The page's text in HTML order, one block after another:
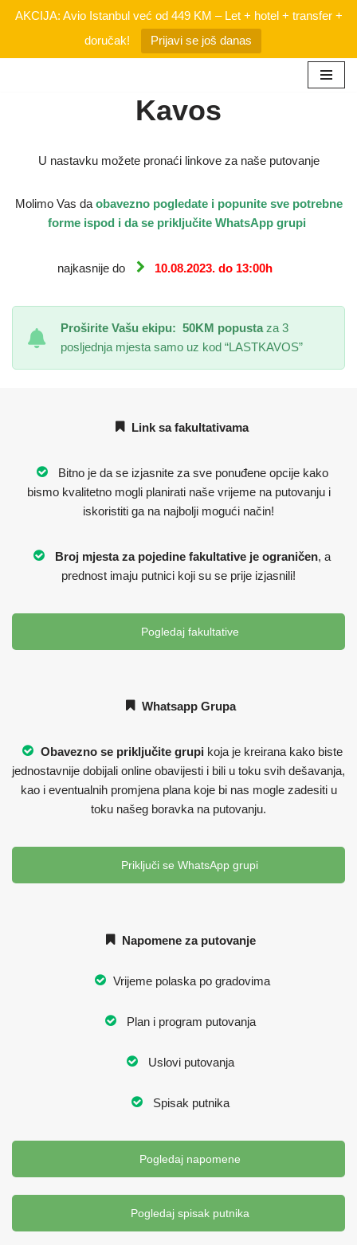
AKCIJA: Avio Istanbul već od 449 KM – Let + hotel + transfer +
doručak!
Prijavi se još danas
Kavos
U nastavku možete pronaći linkove za naše putovanje
Molimo Vas da obavezno pogledate i popunite sve potrebne
forme ispod i da se priključite WhatsApp grupi
najkasnije do 10.08.2023. do 13:00h
Proširite Vašu ekipu: 50KM popustaza 3
posljednja mjesta samo uz kod “LASTKAVOS”
Link sa fakultativama
Bitno je da se izjasnite za sve ponuđene opcije kako
bismo kvalitetno mogli planirati naše vrijeme na putovanju i
iskoristiti ga na najbolji mogući način!
Broj mjesta za pojedine fakultative je ograničen, a
prednost imaju putnici koji su se prije izjasnili!
Pogledaj fakultative
Whatsapp Grupa
Obavezno se priključite grupikoja je kreirana kako biste
jednostavnije dobijali online obavijesti i bili u toku svih dešavanja,
kao i eventualnih promjena plana koje bi nas mogle zadesiti u
toku našeg boravka na putovanju.
Priključi se WhatsApp grupi
Napomene za putovanje
Vrijeme polaska po gradovima
Plan i program putovanja
Uslovi putovanja
Spisak putnika
Pogledaj napomene
Pogledaj spisak putnika